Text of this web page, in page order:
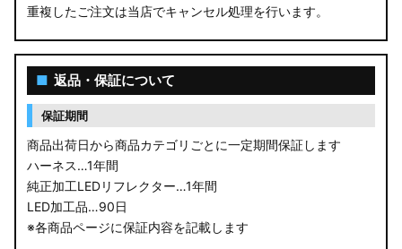
重複したご注文は当店でキャンセル処理を行います。
■ 返品・保証について
保証期間
商品出荷日から商品カテゴリごとに一定期間保証します
ハーネス…1年間
純正加工LEDリフレクター…1年間
LED加工品…90日
※各商品ページに保証内容を記載します